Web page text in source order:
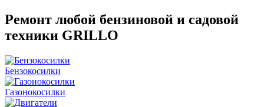
Ремонт любой бензиновой и садовой
техники GRILLO
Бензокосилки
Газонокосилки